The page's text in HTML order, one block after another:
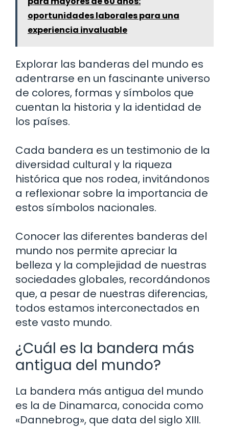
oportunidades laborales para una
experiencia invaluable
Explorar las banderas del mundo es
adentrarse en un fascinante universo
de colores, formas y símbolos que
cuentan la historia y la identidad de
los países.
Cada bandera es un testimonio de la
diversidad cultural y la riqueza
histórica que nos rodea, invitándonos
a reflexionar sobre la importancia de
estos símbolos nacionales.
Conocer las diferentes banderas del
mundo nos permite apreciar la
belleza y la complejidad de nuestras
sociedades globales, recordándonos
que, a pesar de nuestras diferencias,
todos estamos interconectados en
este vasto mundo.
¿Cuál es la bandera más
antigua del mundo?
La bandera más antigua del mundo
es la de Dinamarca, conocida como
«Dannebrog», que data del siglo XIII.